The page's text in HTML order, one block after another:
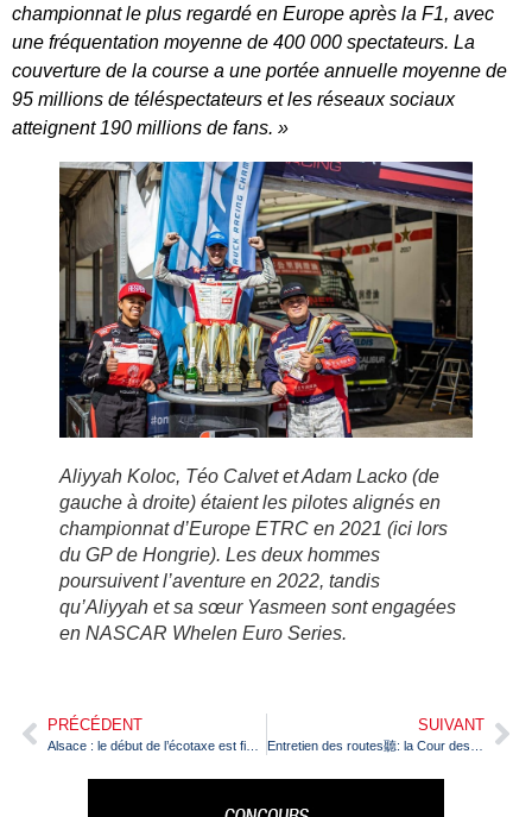
championnat le plus regardé en Europe après la F1, avec
une fréquentation moyenne de 400 000 spectateurs. La
couverture de la course a une portée annuelle moyenne de
95 millions de téléspectateurs et les réseaux sociaux
atteignent 190 millions de fans. »
Aliyyah Koloc, Téo Calvet et Adam Lacko (de
gauche à droite) étaient les pilotes alignés en
championnat d’Europe ETRC en 2021 (ici lors
du GP de Hongrie). Les deux hommes
poursuivent l’aventure en 2022, tandis
qu’Aliyyah et sa sœur Yasmeen sont engagées
en NASCAR Whelen Euro Series.
PRÉCÉDENT SUIVANT